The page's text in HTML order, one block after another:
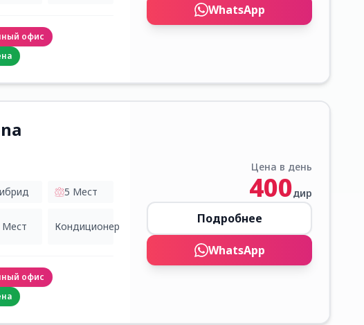
офис
WhatsApp
5 Мест
Мест Кондиционер
офис
Цена в день
400дир
Подробнее
WhatsApp